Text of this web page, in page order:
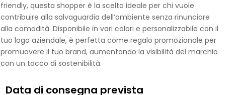
friendly, questa shopper è la scelta ideale per chi vuole
contribuire alla salvaguardia dell’ambiente senza rinunciare
alla comodità. Disponibile in vari colori e personalizzabile con il
tuo logo aziendale, è perfetta come regalo promozionale per
promuovere il tuo brand, aumentando la visibilità del marchio
con un tocco di sostenibilità.
Data di consegna prevista